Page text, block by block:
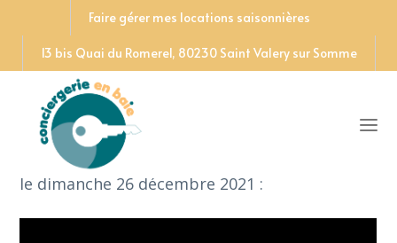
Faire gérer mes locations saisonnières
13 bis Quai du Romerel, 80230 Saint Valery sur Somme
Découvrez le reportage tourné par France 3
Picardie sur la Conciergerie en Baie de Somme
le dimanche 26 décembre 2021 :